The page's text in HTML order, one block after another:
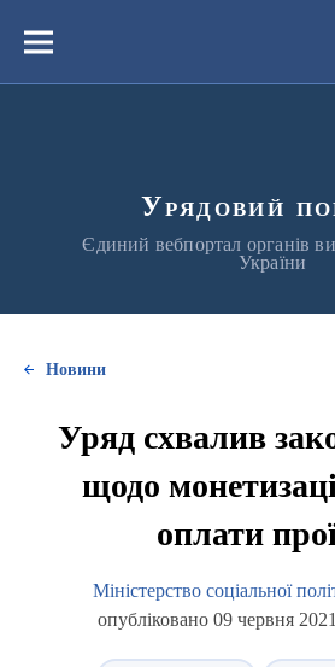
вмістуМеню
Урядовий
Єдиний вебпортал органів
України
Новини
Уряд схвалив
щодо
оплати
Міністерство соціальної
опубліковано 09 червня